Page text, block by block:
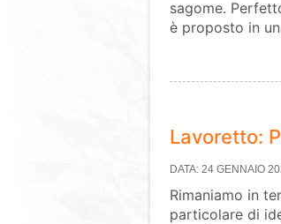
sagome.
è proposto in
Lavoretto:
DATA: 24 GENNAIO
Rimaniamo in
particolare di